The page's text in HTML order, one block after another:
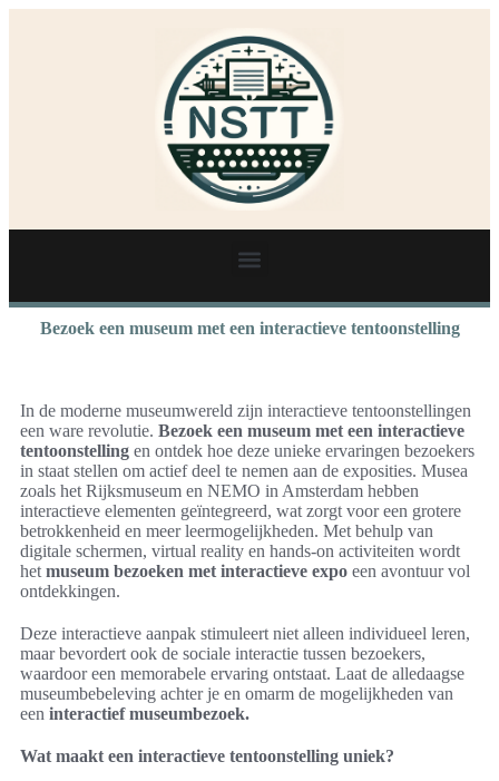
Bezoek een museum met een interactieve tentoonstelling
In de moderne museumwereld zijn interactieve tentoonstellingen
een ware revolutie. Bezoek een museum met een interactieve
tentoonstelling en ontdek hoe deze unieke ervaringen bezoekers
in staat stellen om actief deel te nemen aan de exposities. Musea
zoals het Rijksmuseum en NEMO in Amsterdam hebben
interactieve elementen geïntegreerd, wat zorgt voor een grotere
betrokkenheid en meer leermogelijkheden. Met behulp van
digitale schermen, virtual reality en hands-on activiteiten wordt
het museum bezoeken met interactieve expo een avontuur vol
ontdekkingen.
Deze interactieve aanpak stimuleert niet alleen individueel leren,
maar bevordert ook de sociale interactie tussen bezoekers,
waardoor een memorabele ervaring ontstaat. Laat de alledaagse
museumbebeleving achter je en omarm de mogelijkheden van
een interactief museumbezoek.
Wat maakt een interactieve tentoonstelling uniek?